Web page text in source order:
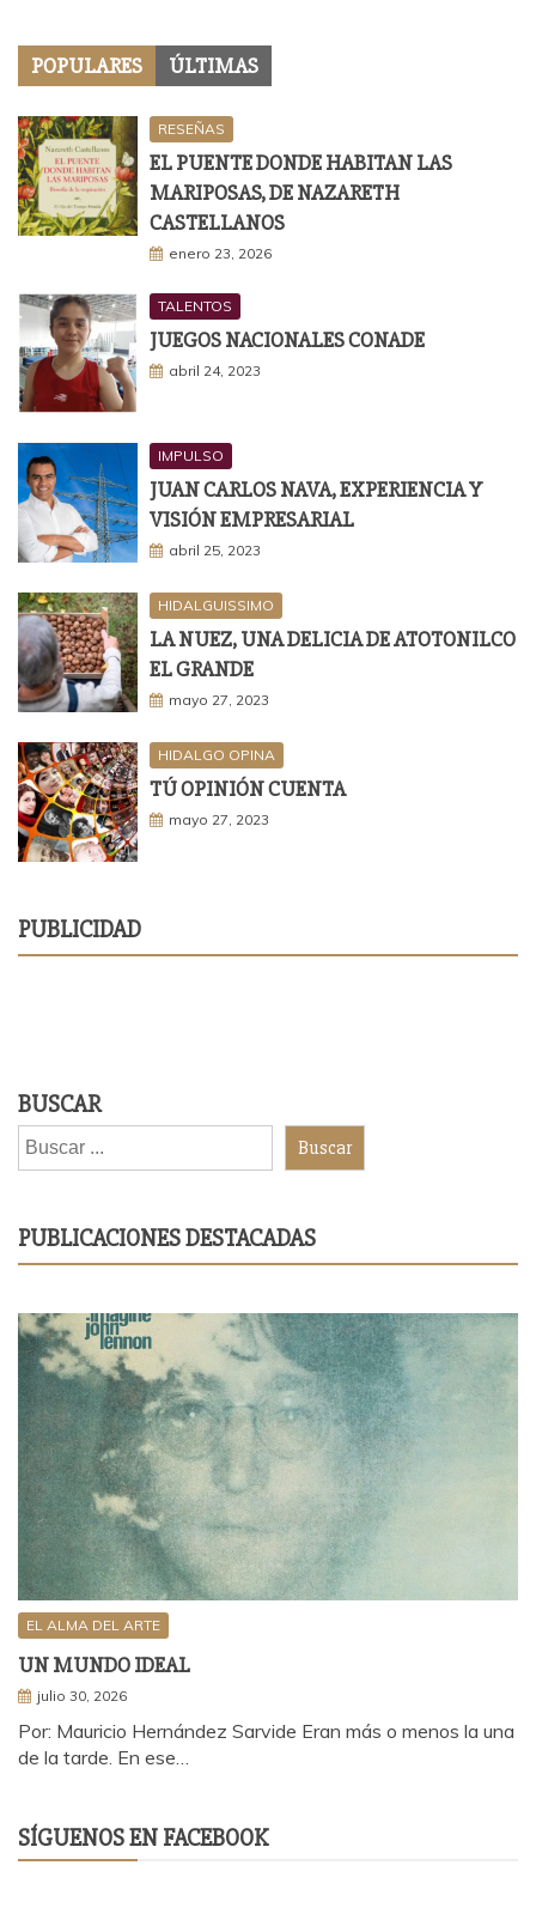
POPULARES ÚLTIMAS
RESEÑAS
EL PUENTE DONDE HABITAN LAS
MARIPOSAS, DE NAZARETH
CASTELLANOS
enero 23, 2026
TALENTOS
JUEGOS NACIONALES CONADE
abril 24, 2023
IMPULSO
JUAN CARLOS NAVA, EXPERIENCIA Y
VISIÓN EMPRESARIAL
abril 25, 2023
HIDALGUISSIMO
LA NUEZ, UNA DELICIA DE ATOTONILCO
EL GRANDE
mayo 27, 2023
HIDALGO OPINA
TÚ OPINIÓN CUENTA
mayo 27, 2023
PUBLICIDAD
BUSCAR
Buscar
PUBLICACIONES DESTACADAS
EL ALMA DEL ARTE
UN MUNDO IDEAL
julio 30, 2026
Por: Mauricio Hernández Sarvide Eran más o menos la una
de la tarde. En ese…
SÍGUENOS EN FACEBOOK